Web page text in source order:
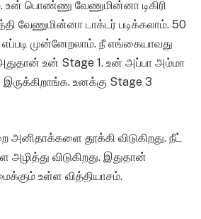
உன் பொண்ணு வேணுமின்னா டிகிரி
வேணுமின்னா டாக்டர் படிக்கலாம். 50
முன்னேறலாம். நீ எங்கையாவது
உன் Stage 1. உன் அப்பா அம்மா
உனக்கு Stage 3
அனிதாக்களை தூக்கி விடுகிறது. நீட்
விடுகிறது. இதுதான்
உள்ள வித்தியாசம்.